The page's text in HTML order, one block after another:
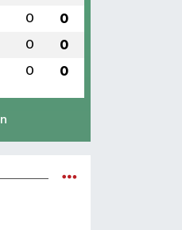
0 0
0 0
0 0